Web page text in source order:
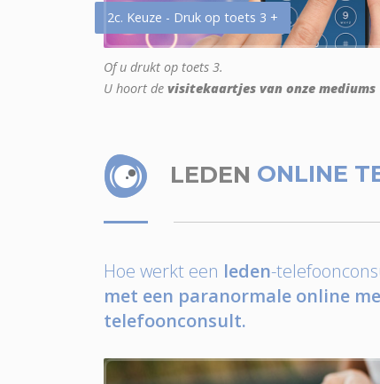
2c. Keuze - Druk op toets 3 +
Of u drukt op toets 3.
U hoort de visitekaartjes van onze mediums
LEDEN ONLINE
Hoe werkt een leden-
met een paranormale online
telefoonconsult.